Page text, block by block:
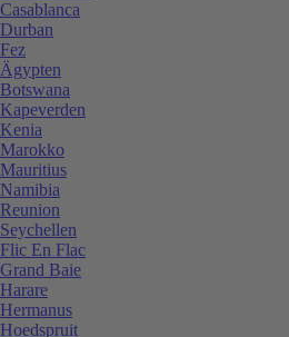
Casablanca
Durban
Fez
Ägypten
Botswana
Kapeverden
Kenia
Marokko
Mauritius
Namibia
Reunion
Seychellen
Flic En Flac
Grand Baie
Harare
Hermanus
Hoedspruit